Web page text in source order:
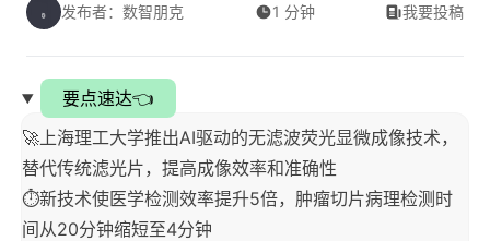
发布者：数智朋克 1 分钟 我要投稿
要点速达👈
🚀上海理工大学推出AI驱动的无滤波荧光显微成像技术，
替代传统滤光片，提高成像效率和准确性
⏱️新技术使医学检测效率提升5倍，肿瘤切片病理检测时
间从20分钟缩短至4分钟